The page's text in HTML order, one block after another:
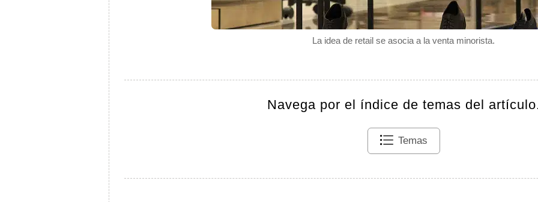
La idea de retail se asocia a la venta minorista.
Navega por el índice de temas del
Temas